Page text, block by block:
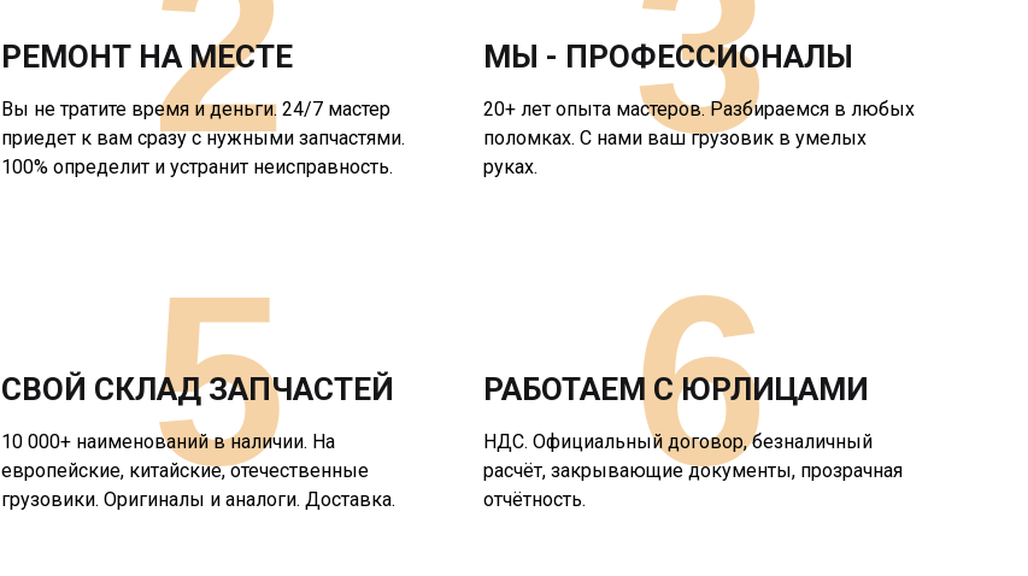
РЕМОНТ НА МЕСТЕ
Вы не тратите время и деньги. 24/7 мастер
приедет к вам сразу с нужными запчастями.
100% определит и устранит неисправность.
МЫ - ПРОФЕССИОНАЛЫ
20+ лет опыта мастеров. Разбираемся в любых
поломках. С нами ваш грузовик в умелых
руках.
СВОЙ СКЛАД ЗАПЧАСТЕЙ
10 000+ наименований в наличии. На
европейские, китайские, отечественные
грузовики. Оригиналы и аналоги. Доставка.
5 РАБОТАЕМ С ЮРЛИЦАМИ
НДС. Официальный договор, безналичный
расчёт, закрывающие документы, прозрачная
отчётность.
6